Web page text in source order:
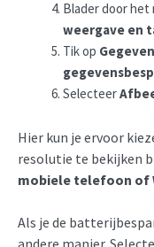
Blader door het
weergave en
Tik op
Selecteer
Hier kun je ervoor
resolutie te bekijken
mobiele telefoon of
Als je de